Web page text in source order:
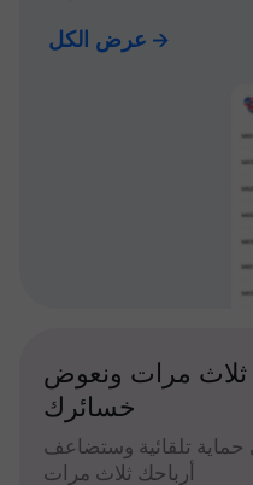
عرض الكل
مرات ونعوض
خسائرك
تلقائية وستضاعف
أرباحك ثلاث مرات